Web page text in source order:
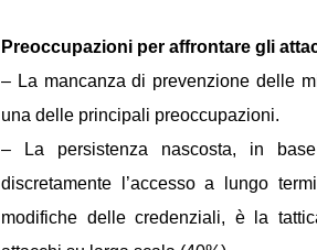
Preoccupazioni per affrontare gli
– La mancanza di prevenzione delle
una delle principali preoccupazioni.
– La persistenza nascosta, in
discretamente l’accesso a lungo
modifiche delle credenziali, è la